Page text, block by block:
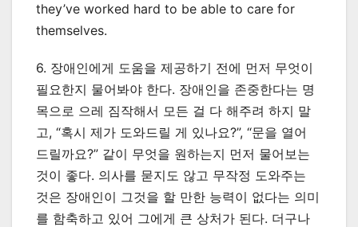
they’ve worked hard to be able to care for
themselves.
6. 장애인에게 도움을 제공하기 전에 먼저 무엇이
필요한지 물어봐야 한다. 장애인을 존중한다는 명
목으로 으레 짐작해서 모든 걸 다 해주려 하지 말
고, “혹시 제가 도와드릴 게 있나요?”, “문을 열어
드릴까요?” 같이 무엇을 원하는지 먼저 물어보는
것이 좋다. 의사를 묻지도 않고 무작정 도와주는
것은 장애인이 그것을 할 만한 능력이 없다는 의미
를 함축하고 있어 그에게 큰 상처가 된다. 더구나